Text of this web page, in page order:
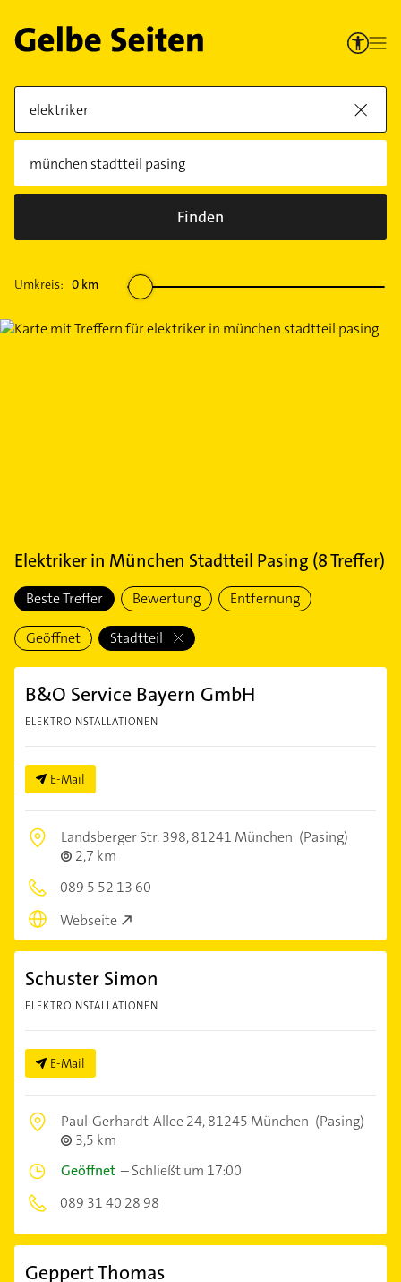
Finden
Umkreis: 0 km
Elektrikerin München Stadtteil Pasing (8Treffer)
Beste Treffer Bewertung Entfernung
Geöffnet Stadtteil
B&O Service Bayern GmbH
ELEKTROINSTALLATIONEN
E-Mail
Landsberger Str. 398,81241 München (Pasing)
2,7 km
089 5 52 13 60
Webseite
Schuster Simon
ELEKTROINSTALLATIONEN
E-Mail
Paul-Gerhardt-Allee 24,81245 München (Pasing)
3,5 km
Geöffnet –Schließt um 17:00
089 31 40 28 98
Geppert Thomas